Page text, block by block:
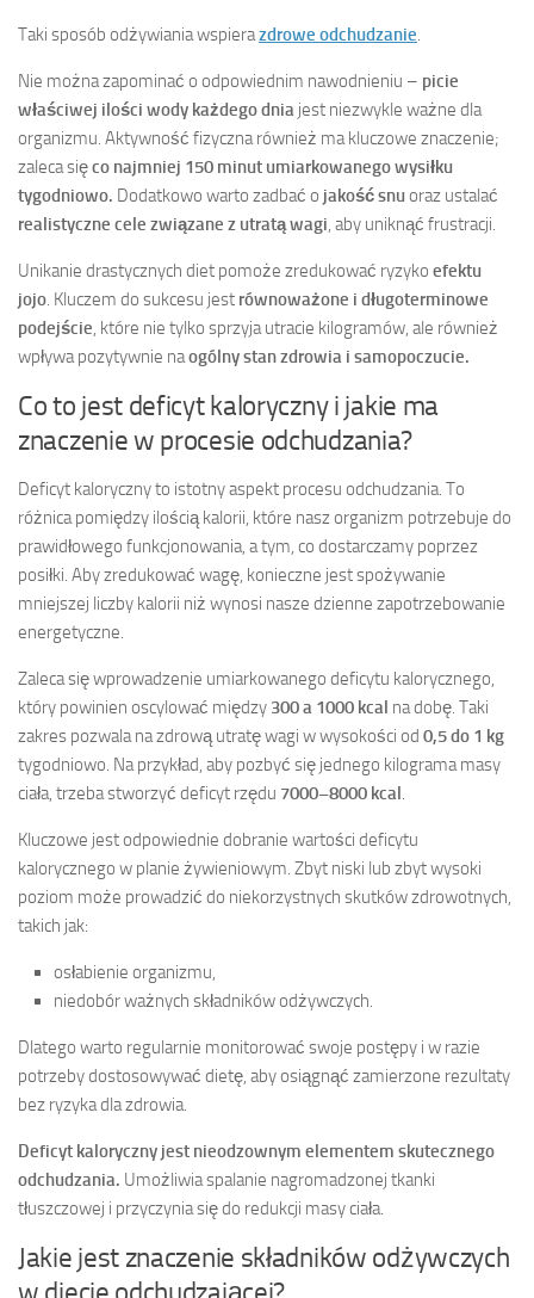
Taki sposób odżywiania wspierazdrowe odchudzanie
Nie można zapominać o odpowiednim nawodnieniu – picie
właściwej ilości wody każdego dnia jest niezwykle ważne dla
organizmu. Aktywność fizyczna również ma kluczowe znaczenie;
zaleca sięco najmniej 150 minut umiarkowanego wysiłku
tygodniowo. Dodatkowo warto zadbać o jakość snuoraz ustalać
realistyczne cele związane z utratą wagi , aby uniknąć frustracji.
Unikanie drastycznych diet pomoże zredukować ryzyko efektu
jojo . Kluczem do sukcesu jest równoważone i długoterminowe
podejście , które nie tylko sprzyja utracie kilogramów, ale również
wpływa pozytywnie naogólny stan zdrowia i samopoczucie.
Co to jest deficyt kaloryczny i jakie ma
znaczenie w procesie odchudzania?
Deficyt kaloryczny to istotny aspekt procesu odchudzania. To
różnica pomiędzy ilością kalorii, które nasz organizm potrzebuje do
prawidłowego funkcjonowania, a tym, co dostarczamy poprzez
posiłki. Aby zredukować wagę, konieczne jest spożywanie
mniejszej liczby kalorii niż wynosi nasze dzienne zapotrzebowanie
energetyczne.
Zaleca się wprowadzenie umiarkowanego deficytu kalorycznego,
który powinien oscylować między 300 a 1000 kcal na dobę. Taki
zakres pozwala na zdrową utratę wagi w wysokości od 0,5 do 1 kg
tygodniowo. Na przykład, aby pozbyć się jednego kilograma masy
ciała, trzeba stworzyć deficyt rzędu 7000–8000 kcal
Kluczowe jest odpowiednie dobranie wartości deficytu
kalorycznego w planie żywieniowym. Zbyt niski lub zbyt wysoki
poziom może prowadzić do niekorzystnych skutków zdrowotnych,
takich jak:
osłabienie organizmu,
niedobór ważnych składników odżywczych.
Dlatego warto regularnie monitorować swoje postępy i w razie
potrzeby dostosowywać dietę, aby osiągnąć zamierzone rezultaty
bez ryzyka dla zdrowia.
Deficyt kaloryczny jest nieodzownym elementem skutecznego
odchudzania. Umożliwia spalanie nagromadzonej tkanki
tłuszczowej i przyczynia się do redukcji masy ciała.
Jakie jest znaczenie składników odżywczych